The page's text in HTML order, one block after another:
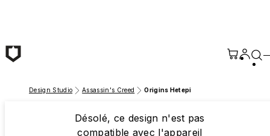
Design Studio Assassin's Creed Origins Hetepi
Désolé, ce design n'est pas
compatible avec l'appareil